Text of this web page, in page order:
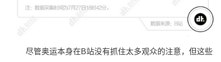
尽管奥运本身在B站没有抓住太多观众的注意，但这些